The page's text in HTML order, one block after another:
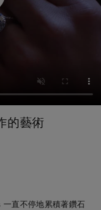
的藝術
直不停地累積著鑽石